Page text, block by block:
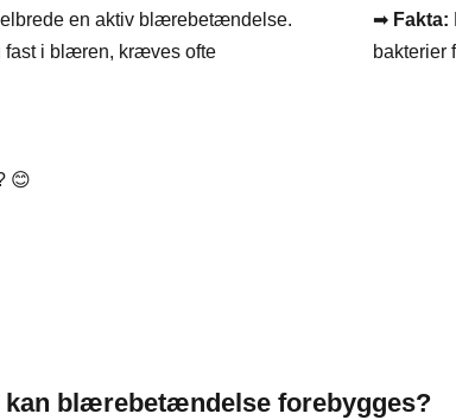
en aktiv blærebetændelse.
fast i blæren, kræves ofte
➡ Fakta:
bakterier
😊
kan blærebetændelse forebygges?